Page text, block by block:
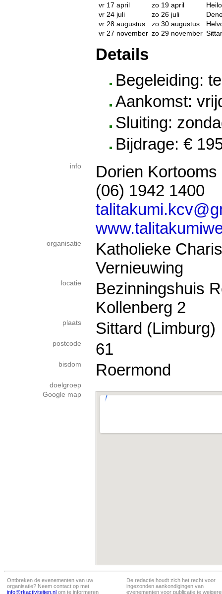
vr 17 april
zo 19 april
vr 24 juli
zo 26 juli
vr 28 augustus
zo 30 augustus
vr 27 november zo 29 november
Details
Begeleiding:
Aankomst:
Sluiting:
Bijdrage: €
info
Dorien Kortooms
(06) 1942 1400
organisatie
Katholieke
Vernieuwing
locatie
Bezinningshuis
Kollenberg 2
plaats Sittard (Limburg)
postcode 61
bisdom Roermond
doelgroep
Google map
Ontbreken de evenementen van uw
organisatie? Neem contact op met
info@rkactiviteiten.nl om te informeren
De redactie houdt zich het recht voor
ingezonden aankondigingen van
evenementen voor publicatie te